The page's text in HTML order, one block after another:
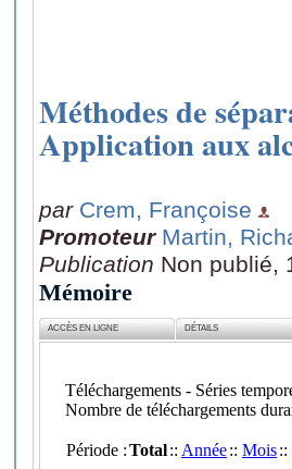
Méthodes de
Application aux
par Crem, Françoise
Promoteur Martin,
Publication Non publié,
Mémoire
ACCÈS EN LIGNE DÉTAILS